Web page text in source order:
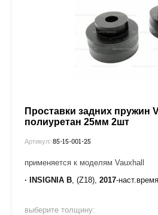
Проставки задних пружин
полиуретан 25мм 2шт
Артикул: 85-15-001-25
применяется к моделям Vauxhall
· INSIGNIA B , (Z18), 2017-наст.время
выберите толщину: